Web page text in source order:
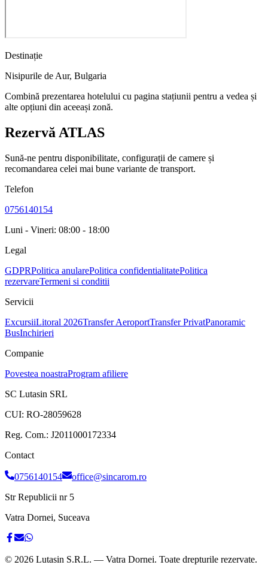
Destinație
Nisipurile de Aur, Bulgaria
Combină prezentarea hotelului cu pagina stațiunii pentru a vedea și
alte opțiuni din aceeași zonă.
Rezervă ATLAS
Sună-ne pentru disponibilitate, configurații de camere și
recomandarea celei mai bune variante de transport.
Telefon
0756140154
Luni - Vineri: 08:00 - 18:00
Legal
GDPRPolitica anularePolitica confidentialitatePolitica
rezervareTermeni si conditii
Servicii
ExcursiiLitoral 2026Transfer AeroportTransfer PrivatPanoramic
BusInchirieri
Companie
Povestea noastraProgram afiliere
SC Lutasin SRL
CUI: RO-28059628
Reg. Com.: J2011000172334
Contact
0756140154
office@sincarom.ro
Str Republicii nr 5
Vatra Dornei, Suceava
© 2026 Lutasin S.R.L. — Vatra Dornei. Toate drepturile rezervate.